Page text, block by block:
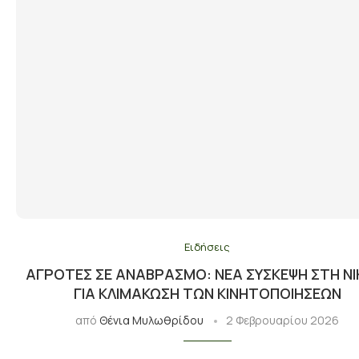
Ειδήσεις
ΑΓΡΌΤΕΣ ΣΕ ΑΝΑΒΡΑΣΜΌ: ΝΈΑ ΣΎΣΚΕΨΗ ΣΤΗ
ΓΙΑ ΚΛΙΜΆΚΩΣΗ ΤΩΝ ΚΙΝΗΤΟΠΟΙΉΣΕΩΝ
από Θένια Μυλωθρίδου 2 Φεβρουαρίου 2026